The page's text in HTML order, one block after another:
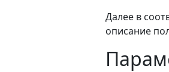
Далее в
описание